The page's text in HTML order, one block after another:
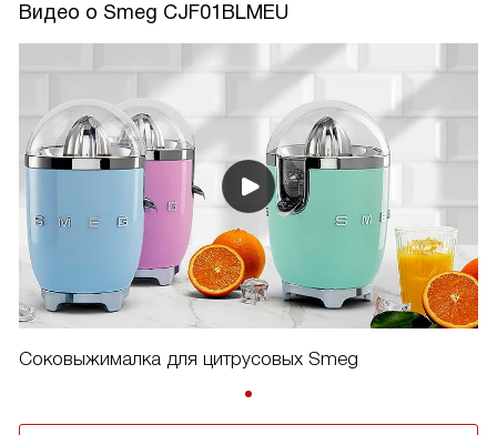
Видео о Smeg CJF01BLMEU
Соковыжималка для цитрусовых Smeg